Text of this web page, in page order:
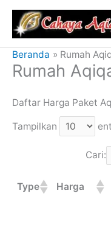
Lewati
konten
Beranda Rumah
Rumah
Daftar Harga Paket
Tampilkan
Cari:
Type Harga